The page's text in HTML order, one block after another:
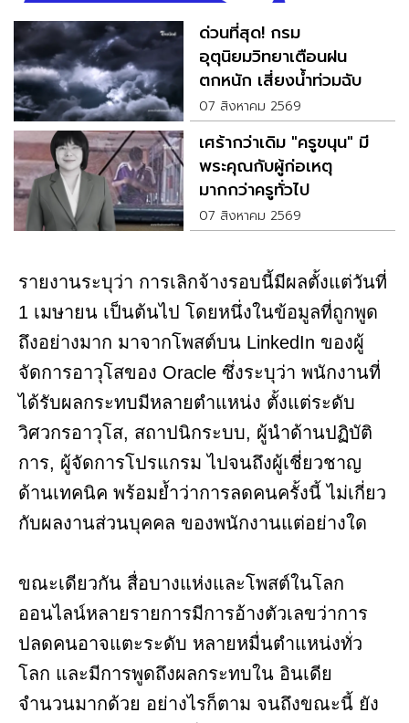
ด่วนที่สุด! กรม
อุตุนิยมวิทยาเตือนฝน
ตกหนัก เสี่ยงน้ำท่วมฉับ
พลัน
07 สิงหาคม 2569
เศร้ากว่าเดิม "ครูขนุน" มี
พระคุณกับผู้ก่อเหตุ
มากกว่าครูทั่วไป
07 สิงหาคม 2569
รายงานระบุว่า การเลิกจ้างรอบนี้มีผลตั้งแต่วันที่
1 เมษายน เป็นต้นไป โดยหนึ่งในข้อมูลที่ถูกพูด
ถึงอย่างมาก มาจากโพสต์บน LinkedIn ของผู้
จัดการอาวุโสของ Oracle ซึ่งระบุว่า พนักงานที่
ได้รับผลกระทบมีหลายตำแหน่ง ตั้งแต่ระดับ
วิศวกรอาวุโส, สถาปนิกระบบ, ผู้นำด้านปฏิบัติ
การ, ผู้จัดการโปรแกรม ไปจนถึงผู้เชี่ยวชาญ
ด้านเทคนิค พร้อมย้ำว่าการลดคนครั้งนี้ ไม่เกี่ยว
กับผลงานส่วนบุคคล ของพนักงานแต่อย่างใด
ขณะเดียวกัน สื่อบางแห่งและโพสต์ในโลก
ออนไลน์หลายรายการมีการอ้างตัวเลขว่าการ
ปลดคนอาจแตะระดับ หลายหมื่นตำแหน่งทั่ว
โลก และมีการพูดถึงผลกระทบใน อินเดีย
จำนวนมากด้วย อย่างไรก็ตาม จนถึงขณะนี้ ยัง